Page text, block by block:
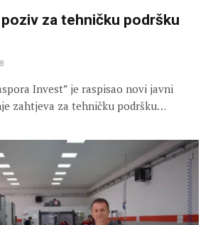
za tehničku podršku
Invest” je raspisao novi javni
zahtjeva za tehničku podršku…